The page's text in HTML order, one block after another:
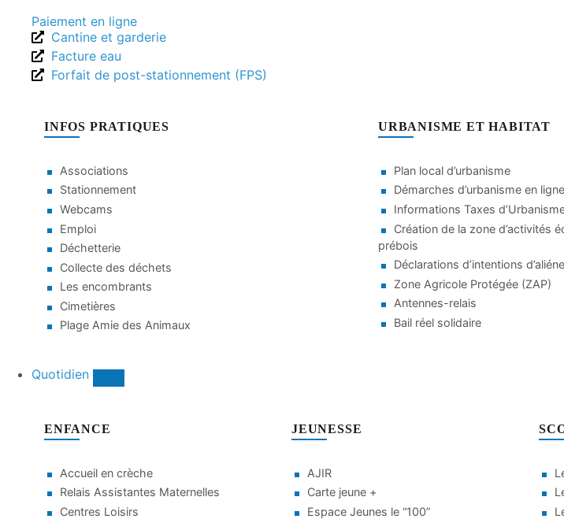
Paiement en ligne
Cantine et garderie
Facture eau
Forfait de post-stationnement (FPS)
INFOS PRATIQUES
Associations
Stationnement
Webcams
Emploi
Déchetterie
Collecte des déchets
Les encombrants
Cimetières
Plage Amie des Animaux
URBANISME ET HABITAT
Plan local d’urbanisme
Démarches d’urbanisme en ligne
Informations Taxes
Création de la zone d’activités
prébois
Déclarations d’intentions
Zone Agricole Protégée (ZAP)
Antennes-relais
Bail réel solidaire
Quotidien
ENFANCE
Accueil en crèche
Relais Assistantes Maternelles
Centres Loisirs
JEUNESSE
AJIR
Carte jeune +
Espace Jeunes le “100”